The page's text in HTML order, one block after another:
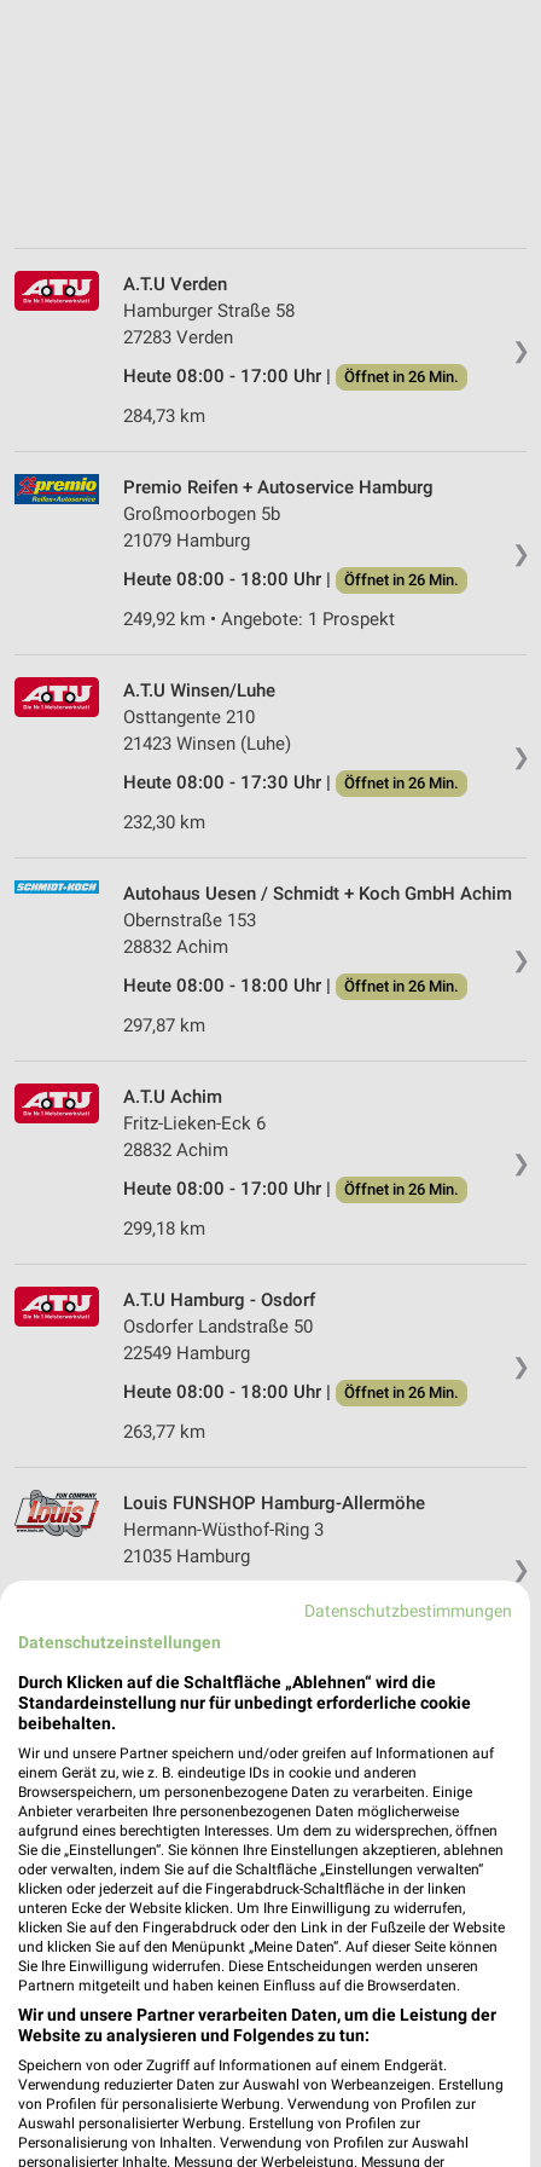
❯
A.T.U Verden
Hamburger Straße 58
27283 Verden
Heute 08:00 - 17:00 Uhr |
Öffnet in 26 Min.
284,73 km
❯
Premio Reifen + Autoservice Hamburg
Großmoorbogen 5b
21079 Hamburg
Heute 08:00 - 18:00 Uhr |
Öffnet in 26 Min.
249,92 km • Angebote: 1 Prospekt
❯
A.T.U Winsen/Luhe
Osttangente 210
21423 Winsen (Luhe)
Heute 08:00 - 17:30 Uhr |
Öffnet in 26 Min.
232,30 km
❯
Autohaus Uesen / Schmidt + Koch GmbH Achim
Obernstraße 153
28832 Achim
Heute 08:00 - 18:00 Uhr |
Öffnet in 26 Min.
297,87 km
❯
A.T.U Achim
Fritz-Lieken-Eck 6
28832 Achim
Heute 08:00 - 17:00 Uhr |
Öffnet in 26 Min.
299,18 km
❯
A.T.U Hamburg - Osdorf
Osdorfer Landstraße 50
22549 Hamburg
Heute 08:00 - 18:00 Uhr |
Öffnet in 26 Min.
263,77 km
❯
Louis FUNSHOP Hamburg-Allermöhe
Hermann-Wüsthof-Ring 3
21035 Hamburg
245,50 km
Louis Zentrale Hamburg
21035 Hamburg
245,46 km
pitstop Hamburg
Stresemannstr. 362
22761 Hamburg
Heute 08:00 - 18:00 Uhr | Öffnet in 26 Min.
Autohaus Wiebusch Stade
Heidbecker Damm 3+4
21684 Stade
Datenschutzbestimmungen
Datenschutzeinstellungen
Durch Klicken auf die Schaltfläche „Ablehnen“ wird die
Standardeinstellung nur für unbedingt erforderliche cookie
beibehalten.
Wir und unsere Partner speichern und/oder greifen auf Informationen auf
einem Gerät zu, wie z. B. eindeutige IDs in cookie und anderen
Browserspeichern, um personenbezogene Daten zu verarbeiten. Einige
Anbieter verarbeiten Ihre personenbezogenen Daten möglicherweise
aufgrund eines berechtigten Interesses. Um dem zu widersprechen, öffnen
Sie die „Einstellungen“. Sie können Ihre Einstellungen akzeptieren, ablehnen
oder verwalten, indem Sie auf die Schaltfläche „Einstellungen verwalten“
klicken oder jederzeit auf die Fingerabdruck-Schaltfläche in der linken
unteren Ecke der Website klicken. Um Ihre Einwilligung zu widerrufen,
klicken Sie auf den Fingerabdruck oder den Link in der Fußzeile der Website
und klicken Sie auf den Menüpunkt „Meine Daten“. Auf dieser Seite können
Sie Ihre Einwilligung widerrufen. Diese Entscheidungen werden unseren
Partnern mitgeteilt und haben keinen Einfluss auf die Browserdaten.
Wir und unsere Partner verarbeiten Daten, um die Leistung der
Website zu analysieren und Folgendes zu tun:
Speichern von oder Zugriff auf Informationen auf einem Endgerät.
Verwendung reduzierter Daten zur Auswahl von Werbeanzeigen. Erstellung
von Profilen für personalisierte Werbung. Verwendung von Profilen zur
Auswahl personalisierter Werbung. Erstellung von Profilen zur
Personalisierung von Inhalten. Verwendung von Profilen zur Auswahl
personalisierter Inhalte. Messung der Werbeleistung. Messung der